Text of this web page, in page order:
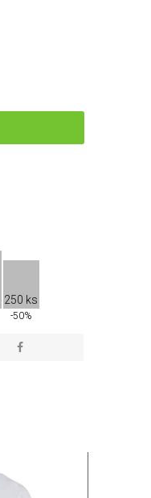
250 ks
-50%